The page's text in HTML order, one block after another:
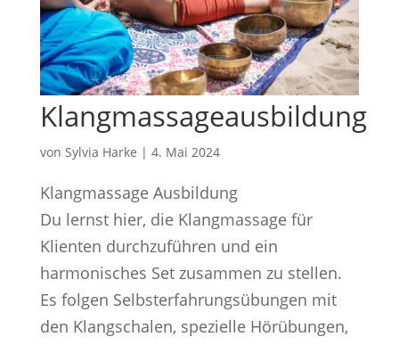
Klangmassageausbildung
von Sylvia Harke | 4. Mai 2024
Klangmassage Ausbildung
Du lernst hier, die Klangmassage für
Klienten durchzuführen und ein
harmonisches Set zusammen zu stellen.
Es folgen Selbsterfahrungsübungen mit
den Klangschalen, spezielle Hörübungen,